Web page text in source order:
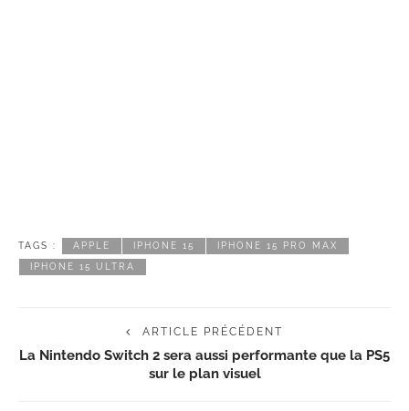
TAGS : APPLE IPHONE 15 IPHONE 15 PRO MAX
IPHONE 15 ULTRA
ARTICLE PRÉCÉDENT
La Nintendo Switch 2 sera aussi performante que la PS5
sur le plan visuel